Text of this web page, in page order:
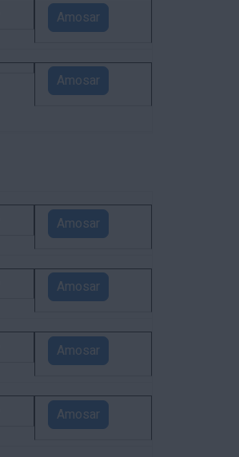
Amosar
Amosar
Amosar
Amosar
Amosar
Amosar